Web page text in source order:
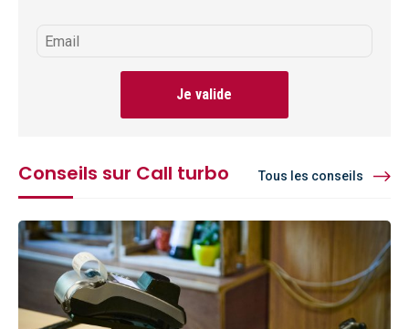
Je valide
Conseils sur Call turbo Tous les conseils